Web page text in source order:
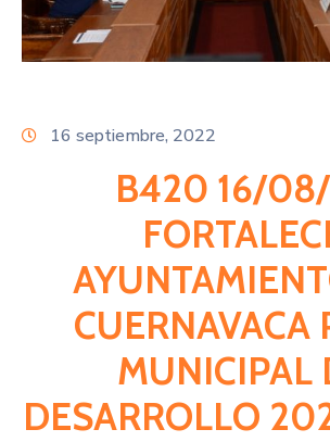
Directorio
16 septiembre, 2022
B420 16/
CUERNAVACA
MUNICIPAL
DESARROLLO